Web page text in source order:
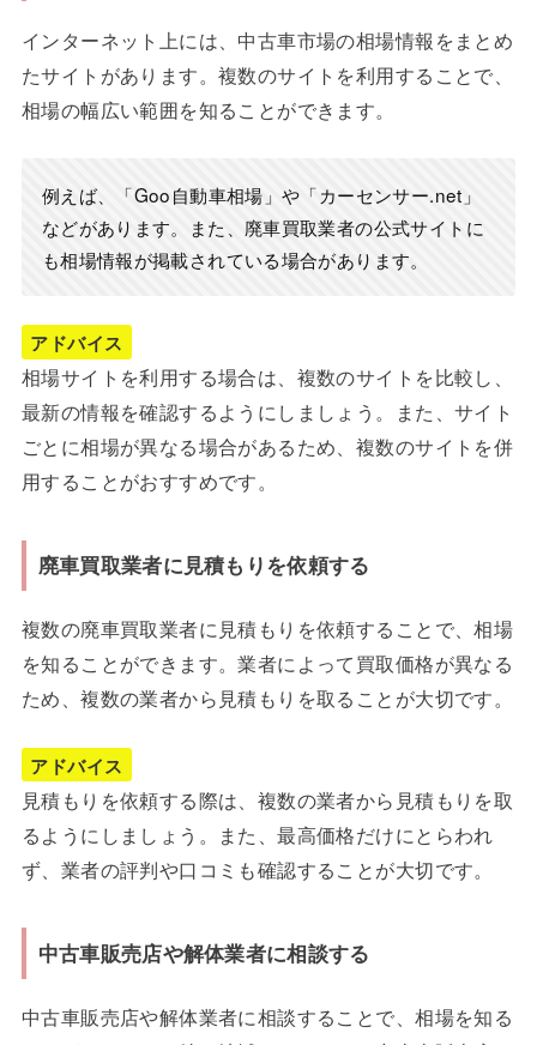
インターネット上には、中古車市場の相場情報をまとめ
たサイトがあります。複数のサイトを利用することで、
相場の幅広い範囲を知ることができます。
例えば、「Goo自動車相場」や「カーセンサー.net」
などがあります。また、廃車買取業者の公式サイトに
も相場情報が掲載されている場合があります。
アドバイス
相場サイトを利用する場合は、複数のサイトを比較し、
最新の情報を確認するようにしましょう。また、サイト
ごとに相場が異なる場合があるため、複数のサイトを併
用することがおすすめです。
廃車買取業者に見積もりを依頼する
複数の廃車買取業者に見積もりを依頼することで、相場
を知ることができます。業者によって買取価格が異なる
ため、複数の業者から見積もりを取ることが大切です。
アドバイス
見積もりを依頼する際は、複数の業者から見積もりを取
るようにしましょう。また、最高価格だけにとらわれ
ず、業者の評判や口コミも確認することが大切です。
中古車販売店や解体業者に相談する
中古車販売店や解体業者に相談することで、相場を知る